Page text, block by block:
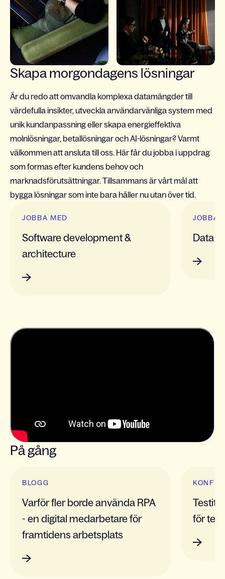
Skapa morgondagens lösningar
Är du redo att omvandla komplexa datamängder till
värdefulla insikter, utveckla användarvänliga system med
unik kundanpassning eller skapa energieffektiva
molnlösningar, betallösningar och AI-lösningar? Varmt
välkommen att ansluta till oss. Här får du jobba i uppdrag
som formas efter kundens behov och
marknadsförutsättningar. Tillsammans är vårt mål att
bygga lösningar som inte bara håller nu utan över tid.
JOBBA MED
Software development &
architecture
JOBBA
Data
På gång
BLOGG
Varför fler borde använda RPA
- en digital medarbetare för
framtidens arbetsplats
Testit
för